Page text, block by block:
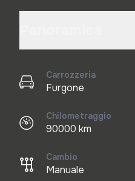
Carrozzeria
Furgone
Chilometraggio
90000 km
Cambio
Manuale